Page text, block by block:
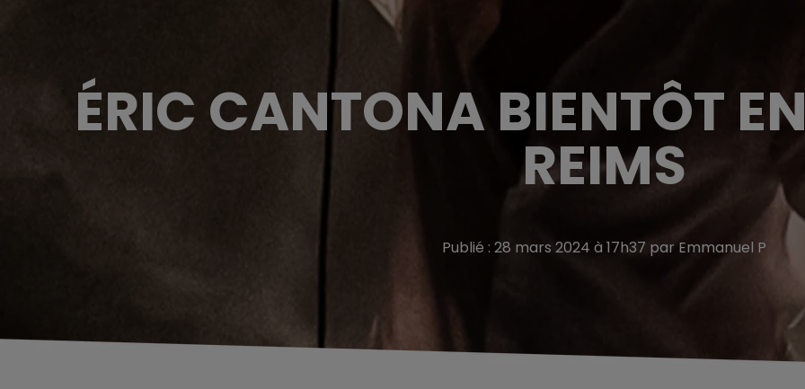
ÉRIC CANTONA BIENTÔT
REIMS
Publié : 28 mars 2024 à 17h37 par Emmanuel P